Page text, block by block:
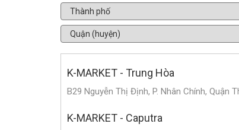
K-MARKET - Trung Hòa
B29 Nguyễn Thị Định, P. Nhân Chính, Quận
K-MARKET - Caputra